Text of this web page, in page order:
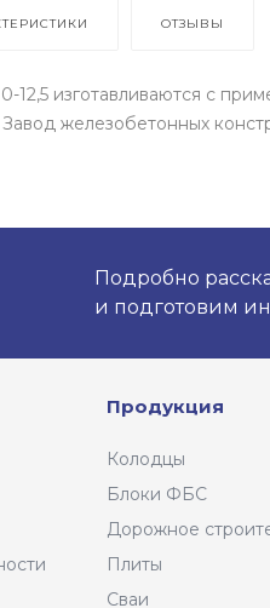
ОТЗЫВЫ
12,5 изготавливаются с
железобетонных
Подробно
и подготовим
Продукция
Колодцы
Блоки ФБС
Дорожное
Плиты
Сваи